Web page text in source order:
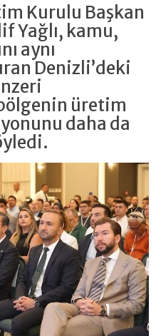
Kurulu Başkan
Yağlı, kamu,
aynı
Denizli’deki
üretim
daha da